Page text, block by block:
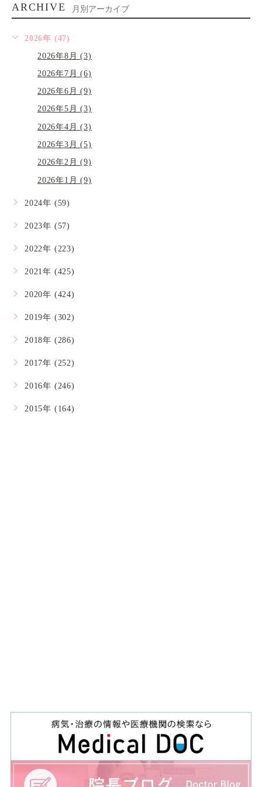
ARCHIVE 月別アーカイブ
2026年 (47)
2026年8月 (3)
2026年7月 (6)
2026年6月 (9)
2026年5月 (3)
2026年4月 (3)
2026年3月 (5)
2026年2月 (9)
2026年1月 (9)
2024年 (59)
2023年 (57)
2022年 (223)
2021年 (425)
2020年 (424)
2019年 (302)
2018年 (286)
2017年 (252)
2016年 (246)
2015年 (164)